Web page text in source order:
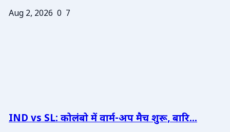
Aug 2, 2026 0 7
IND vs SL: कोलंबो में वार्म-अप मैच शुरू, बारि...